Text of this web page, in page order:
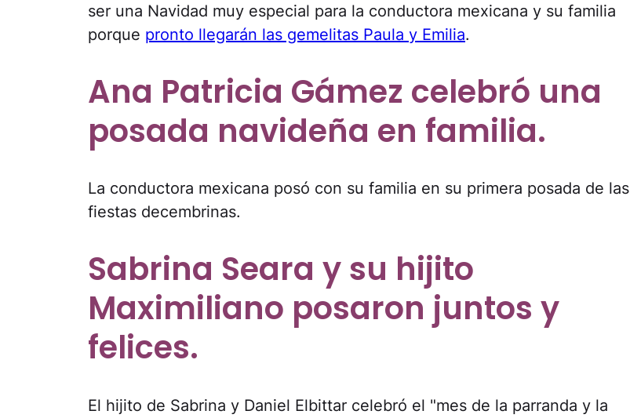
ser una Navidad muy especial para la conductora mexicana y su familia
porque pronto llegarán las gemelitas Paula y Emilia.
Ana Patricia Gámez celebró una
posada navideña en familia.
La conductora mexicana posó con su familia en su primera posada de las
fiestas decembrinas.
Sabrina Seara y su hijito
Maximiliano posaron juntos y
felices.
El hijito de Sabrina y Daniel Elbittar celebró el "mes de la parranda y la